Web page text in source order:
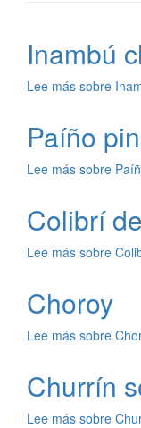
Inambú
Lee más sobre
Paíño
Lee más sobre
Colibrí
Lee más sobre
Choroy
Lee más sobre
Churrín
Lee más sobre